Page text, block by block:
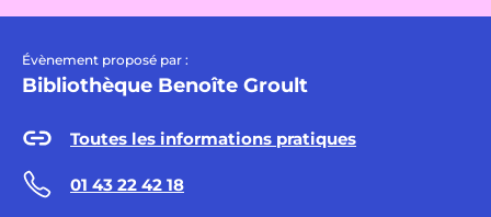
Évènement proposé par :
Bibliothèque Benoîte Groult
Toutes les informations pratiques
01 43 22 42 18